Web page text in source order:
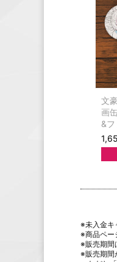
文
画
&フ
イ
※未入金キ
※商品ペー
※販売期間
※販売期間